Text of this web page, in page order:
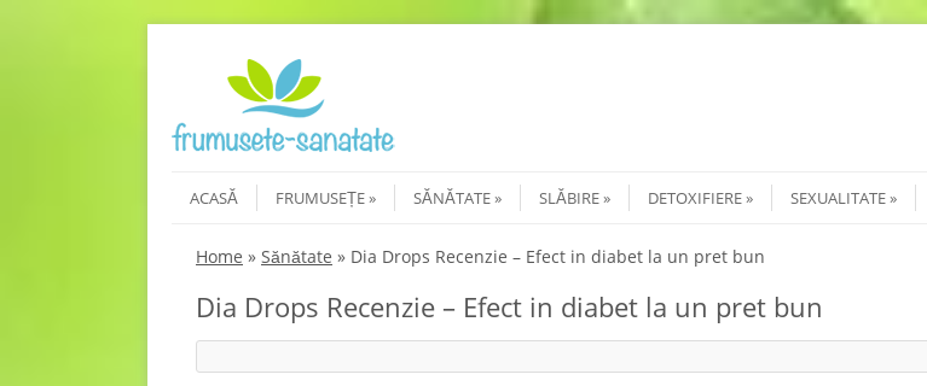
Menu
ACASĂ FRUMUSEȚE SĂNĂTATE SLĂBIRE DETOXIFIERE SEXUALITATE
Home » Sănătate » Dia Drops Recenzie – Efect in diabet la un pret bun
Dia Drops Recenzie – Efect in diabet la un pret bun